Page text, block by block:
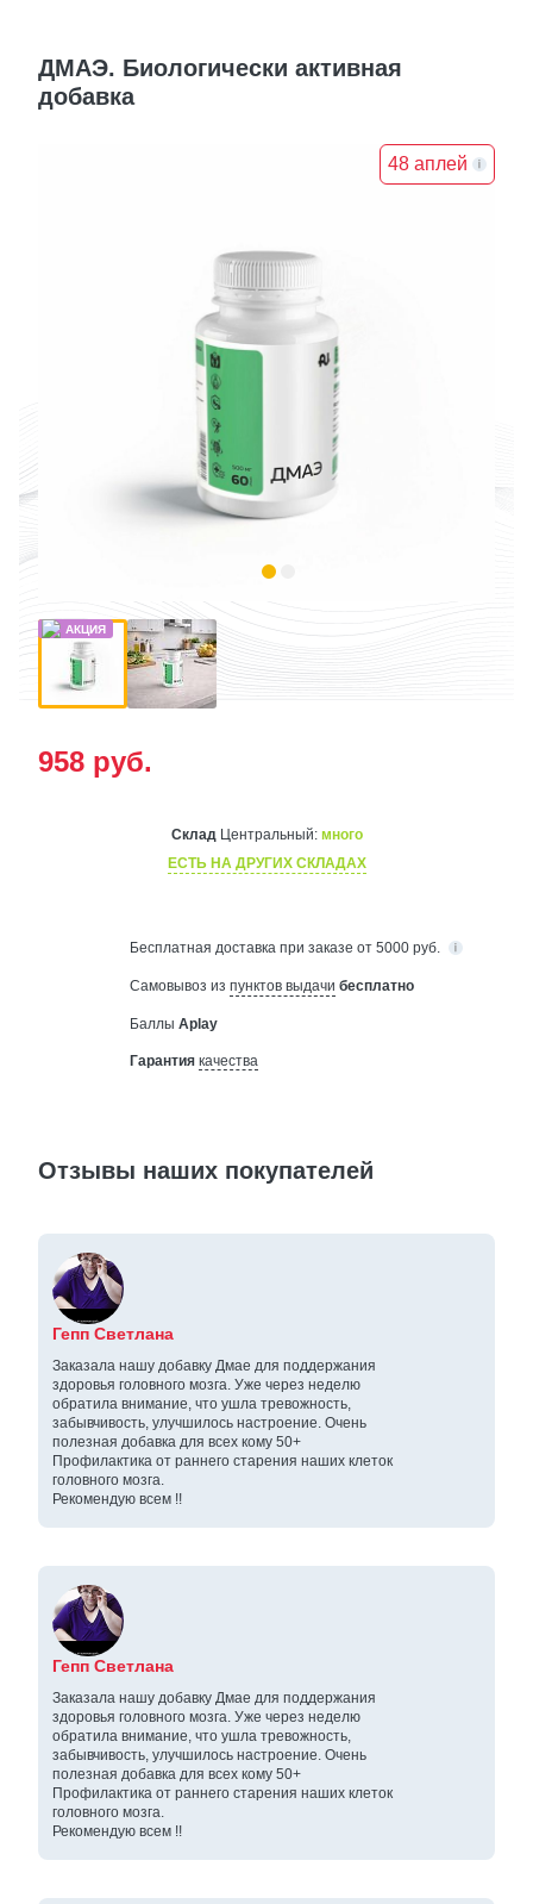
ДМАЭ. Биологически активная
добавка
48 аплей
958 руб.
СкладЦентральный: много
ЕСТЬ НА ДРУГИХ СКЛАДАХ
Бесплатная доставка при заказе от 5000 руб.
Самовывоз из пунктов выдачи бесплатно
Баллы Aplay
Гарантия качества
Отзывы наших покупателей
Гепп Светлана
Заказала нашу добавку Дмае для поддержания
здоровья головного мозга. Уже через неделю
обратила внимание, что ушла тревожность,
забывчивость, улучшилось настроение. Очень
полезная добавка для всех кому 50+
Профилактика от раннего старения наших клеток
головного мозга.
Рекомендую всем !!
Гепп Светлана
Заказала нашу добавку Дмае для поддержания
здоровья головного мозга. Уже через неделю
обратила внимание, что ушла тревожность,
забывчивость, улучшилось настроение. Очень
полезная добавка для всех кому 50+
Профилактика от раннего старения наших клеток
головного мозга.
Рекомендую всем !!